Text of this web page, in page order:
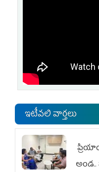
ఇటీవలి వార్తలు